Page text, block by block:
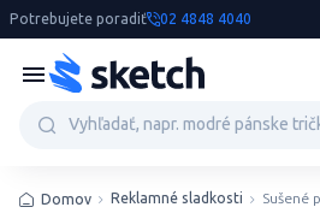
Potrebujete poradiť 02 4848 4040
Domov Reklamné sladkosti Sušené